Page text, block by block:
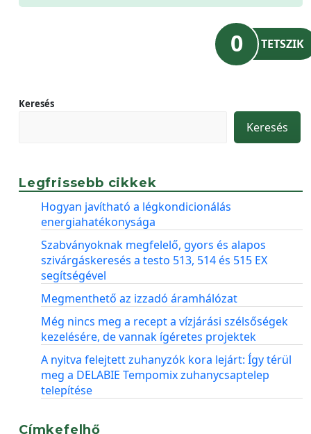
0 TETSZIK
Keresés
Keresés
Legfrissebb cikkek
Hogyan javítható a légkondicionálás
energiahatékonysága
Szabványoknak megfelelő, gyors és alapos
szivárgáskeresés a testo 513, 514 és 515 EX
segítségével
Megmenthető az izzadó áramhálózat
Még nincs meg a recept a vízjárási szélsőségek
kezelésére, de vannak ígéretes projektek
A nyitva felejtett zuhanyzók kora lejárt: Így térül
meg a DELABIE Tempomix zuhanycsaptelep
telepítése
Címkefelhő